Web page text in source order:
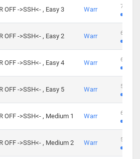
OFF ->SSH<- , Easy 3 Warr 746
OFF ->SSH<- , Easy 2 Warr 681
OFF ->SSH<- , Easy 4 Warr 645
OFF ->SSH<- , Easy 5 Warr 561
OFF ->SSH<- , Medium 1 Warr 605
OFF ->SSH<- , Medium 2 Warr 509